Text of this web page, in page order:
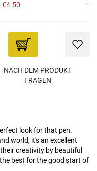
€4.50
NACH DEM PRODUKT
FRAGEN
look for that pen.
world, it's an excellent
creativity by beautiful
best for the good start of